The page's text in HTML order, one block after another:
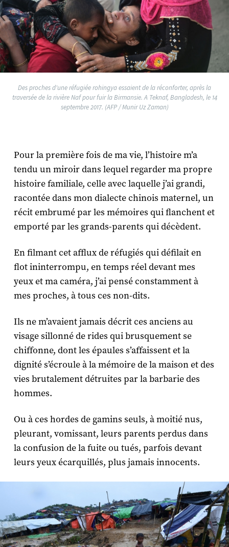
Des proches d'une réfugiée rohingya essaient de la réconforter, après la
traversée de la rivière Naf pour fuir la Birmansie. A Teknaf, Bangladesh, le 14
septembre 2017. (AFP / Munir Uz Zaman)
Pour la première fois de ma vie, l’histoire m’a
tendu un miroir dans lequel regarder ma propre
histoire familiale, celle avec laquelle j’ai grandi,
racontée dans mon dialecte chinois maternel, un
récit embrumé par les mémoires qui flanchent et
emporté par les grands-parents qui décèdent.
En filmant cet afflux de réfugiés qui défilait en
flot ininterrompu, en temps réel devant mes
yeux et ma caméra, j’ai pensé constamment à
mes proches, à tous ces non-dits.
Ils ne m’avaient jamais décrit ces anciens au
visage sillonné de rides qui brusquement se
chiffonne, dont les épaules s’affaissent et la
dignité s’écroule à la mémoire de la maison et des
vies brutalement détruites par la barbarie des
hommes.
Ou à ces hordes de gamins seuls, à moitié nus,
pleurant, vomissant, leurs parents perdus dans
la confusion de la fuite ou tués, parfois devant
leurs yeux écarquillés, plus jamais innocents.